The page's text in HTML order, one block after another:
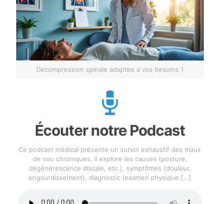
Decompression spinale adaptee a vos besoins 1
Écouter notre Podcast
Ce podcast médical présente un survol exhaustif des maux
de cou chroniques. Il explore les causes (posture,
dégénérescence discale, etc.), symptômes (douleur,
engourdissement), diagnostic (examen physique […]